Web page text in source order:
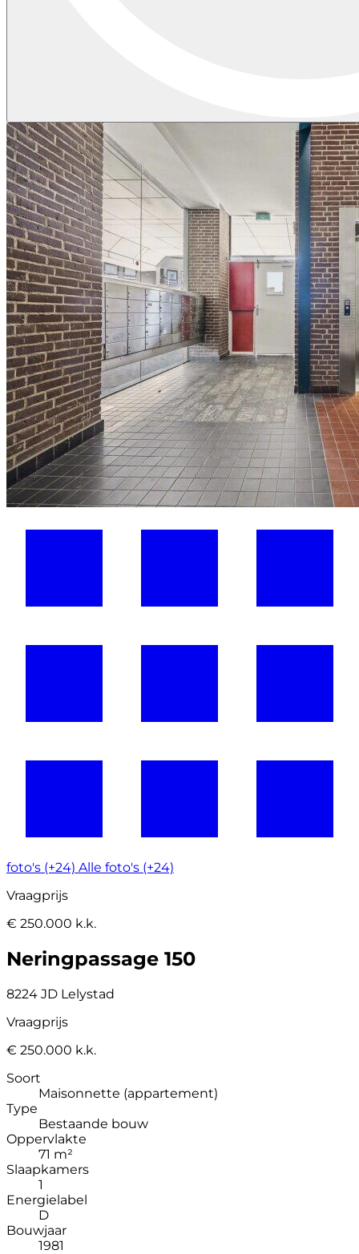
foto's (+24) Alle foto's (+24)
Vraagprijs
€ 250.000 k.k.
Neringpassage 150
8224 JD Lelystad
Vraagprijs
€ 250.000 k.k.
Soort
Maisonnette (appartement)
Type
Bestaande bouw
Oppervlakte
71 m²
Slaapkamers
1
Energielabel
D
Bouwjaar
1981